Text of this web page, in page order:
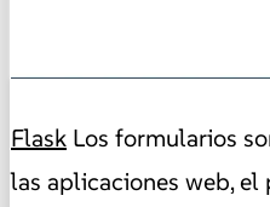
Flask Los formularios
las aplicaciones web, el